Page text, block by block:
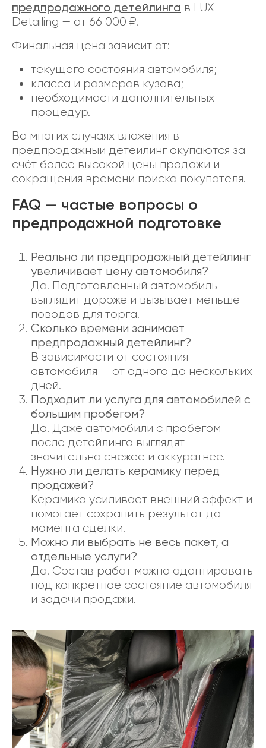
предпродажного детейлинга в LUX
Detailing — от 66 000 ₽.
Финальная цена зависит от:
текущего состояния автомобиля;
класса и размеров кузова;
необходимости дополнительных
процедур.
Во многих случаях вложения в
предпродажный детейлинг окупаются за
счёт более высокой цены продажи и
сокращения времени поиска покупателя.
FAQ — частые вопросы о
предпродажной подготовке
Реально ли предпродажный детейлинг
увеличивает цену автомобиля?
Да. Подготовленный автомобиль
выглядит дороже и вызывает меньше
поводов для торга.
Сколько времени занимает
предпродажный детейлинг?
В зависимости от состояния
автомобиля — от одного до нескольких
дней.
Подходит ли услуга для автомобилей с
большим пробегом?
Да. Даже автомобили с пробегом
после детейлинга выглядят
значительно свежее и аккуратнее.
Нужно ли делать керамику перед
продажей?
Керамика усиливает внешний эффект и
помогает сохранить результат до
момента сделки.
Можно ли выбрать не весь пакет, а
отдельные услуги?
Да. Состав работ можно адаптировать
под конкретное состояние автомобиля
и задачи продажи.